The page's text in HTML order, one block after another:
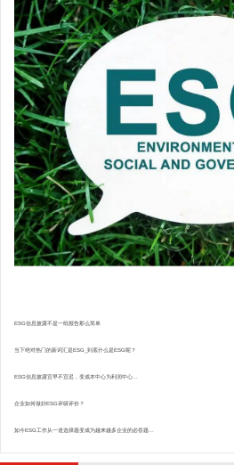
ESG信息披露不是一纸报告那么简单
当下绝对热门的新词汇是ESG_到底什么是ESG呢？
ESG信息披露宜早不宜迟，变成本中心为利润中心...
企业如何做好ESG评级评价？
如今ESG工作从一道选择题变成为越来越多企业的必答题...